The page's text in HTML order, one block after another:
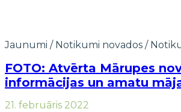
Jaunumi / Notikumi novados /
FOTO: Atvērta Mārupes
informācijas un amatu
21. februāris 2022